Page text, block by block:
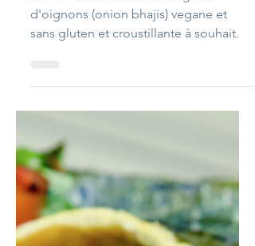
2 min de lecture
Entrée
Beignets d'oignons
La meilleure recette de beignets
d'oignons (onion bhajis) vegane et
sans gluten et croustillante à souhait.